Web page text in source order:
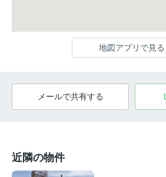
地図アプリで見る
メールで共有する
近隣の物件